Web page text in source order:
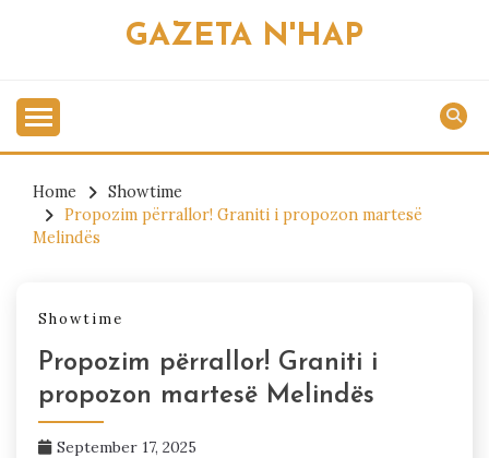
GAZETA N'HAP
Home
Showtime
Propozim përrallor! Graniti i propozon martesë
Melindës
Showtime
Propozim përrallor! Graniti i
propozon martesë Melindës
September 17, 2025